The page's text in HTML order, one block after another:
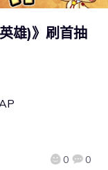
雄)》刷首抽
0 0